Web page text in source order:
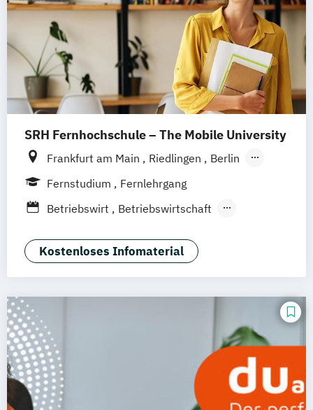
SRH Fernhochschule – The Mobile University
Frankfurt am Main Riedlingen
Berlin
Dresden
Düsseldorf
Ellwangen Zell Leipzig Mannheim
Wertheim Wien Hamm Zürich
Fernstudium
Fernlehrgang
Betriebswirt
Betriebswirtschaft
Betriebswirtschaft und
Gesundheitsmanagement
Betriebswirtschaft und
Personalmanagement
Betriebswirtschaft und Sportmanagement
Business Administration
Kostenloses Infomaterial